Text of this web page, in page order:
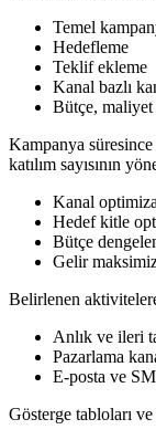
Temel
Hedefleme
Teklif ekleme
Kanal bazlı
Bütçe,
Kampanya
katılım sayısının
Kanal
Hedef kitle
Bütçe
Gelir
Belirlenen
Anlık ve ileri
Pazarlama
E-posta ve
Gösterge tabloları